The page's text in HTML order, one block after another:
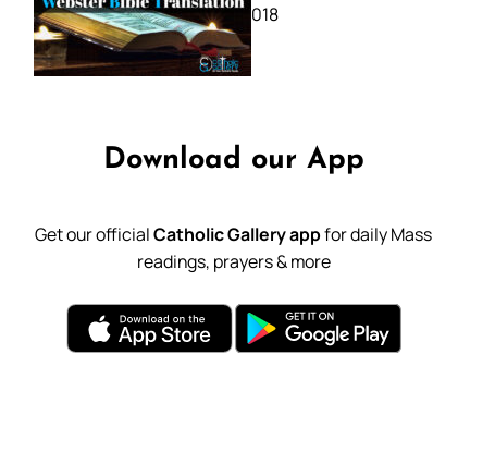
October 11, 2018
Download our App
Get our officialCatholic Gallery appfor daily Mass
readings, prayers & more